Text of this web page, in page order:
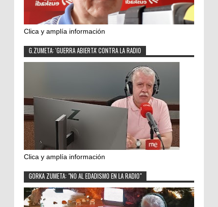
Clica y amplía información
G.ZUMETA: 'GUERRA ABIERTA' CONTRA LA RADIO
Clica y amplía información
GORKA ZUMETA: "NO AL EDADISMO EN LA RADIO"